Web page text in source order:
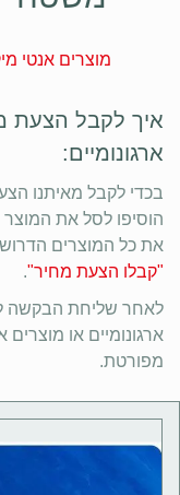
מוצרים אנטי
איך לקבל הצעת
ארגונומיים:
בכדי לקבל מאיתנו
הוסיפו לסל את
את כל המוצרים
"קבלו הצעת מחיר".
לאחר שליחת הבקשה
ארגונומיים או
מפורטת.